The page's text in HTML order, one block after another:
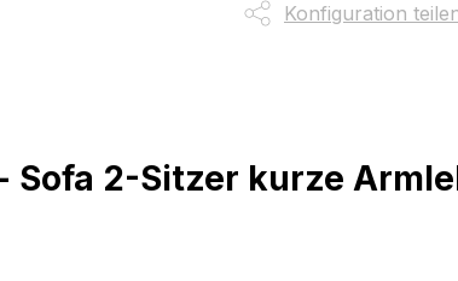
Konfiguration
2-Sitzer kurze